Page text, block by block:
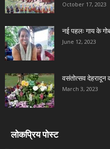
October 17, 2023
नई पहलः गाय के
June 12, 2023
वसंतोत्सव देहरादून
March 3, 2023
लोकप्रिय पोस्ट